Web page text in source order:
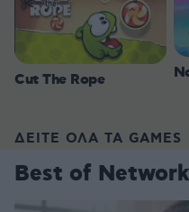
Cut The Rope
ΔΕΙΤΕ ΟΛΑ ΤΑ GAMES
Best of Network